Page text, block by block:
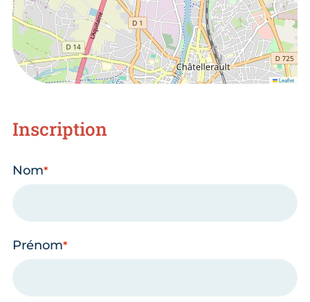
Leaflet
Inscription
Nom
Prénom